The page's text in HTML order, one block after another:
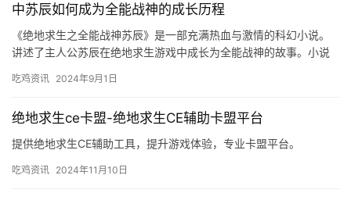
中苏辰如何成为全能战神的成长历程
《绝地求生之全能战神苏辰》是一部充满热血与激情的科幻小说。
讲述了主人公苏辰在绝地求生游戏中成长为全能战神的故事。小说
吃鸡资讯 2024年9月1日
绝地求生ce卡盟-绝地求生CE辅助卡盟平台
提供绝地求生CE辅助工具，提升游戏体验，专业卡盟平台。
吃鸡资讯 2024年11月10日